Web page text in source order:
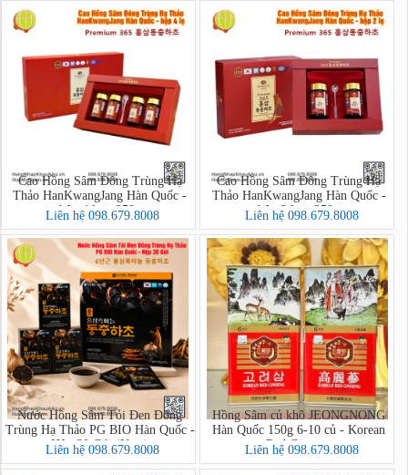
Cao Hồng Sâm Đông Trùng Hạ
Thảo HanKwangJang Hàn Quốc -
hộp 4 lọ x 250g
Liên hệ 098.679.8008
Cao Hồng Sâm Đông Trùng Hạ
Thảo HanKwangJang Hàn Quốc -
hộp 2 lọ x 250g
Liên hệ 098.679.8008
Nước Hồng Sâm Tỏi Đen Đông
Trùng Hạ Thảo PG BIO Hàn Quốc -
Hộp 30 Gói (New)
Liên hệ 098.679.8008
Hồng Sâm củ khô JEONGNONG
Hàn Quốc 150g 6-10 củ - Korean
Red Ginseng
Liên hệ 098.679.8008